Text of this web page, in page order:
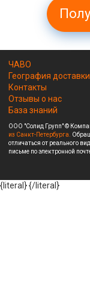
ЧАВО
География доставки
Контакты
Отзывы о нас
База знаний
ООО "Солид Групп" ©
из Санкт-Петербурга.
отличаться от реального
письме по электронной
{literal}{/literal}